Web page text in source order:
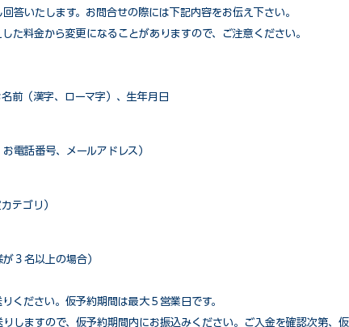
答いたします。お問合せの際には下記内容をお伝え下さい。
た料金から変更になることがありますので、ご注意ください。
前（漢字、ローマ字）、生年月日
電話番号、メールアドレス）
テゴリ）
３名以上の場合）
ください。仮予約期間は最大５営業日です。
しますので、仮予約期間内にお振込みください。ご入金を確認次第、仮